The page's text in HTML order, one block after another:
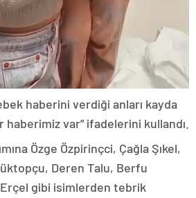
haberini verdiği anları kayda
haberimiz var” ifadelerini kullandı.
Özge Özpirinçci, Çağla Şıkel,
Deren Talu, Berfu
gibi isimlerden tebrik